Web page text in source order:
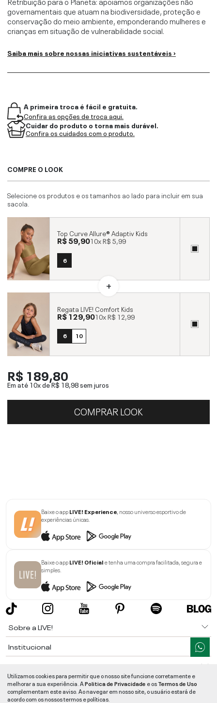
governamentais que atuam na biodiversidade, proteção e
conservação do meio ambiente, emponderando mulheres e
crianças em situação de vulnerabilidade social.
Saiba mais sobre nossas iniciativas sustentáveis ›
A primeira troca é fácil e gratuita.
Confira as opções de troca aqui.
Cuidar do produto o torna mais durável.
Confira os cuidados com o produto.
COMPRE O LOOK
Selecione os produtos e os tamanhos ao lado para incluir em sua
sacola.
Top Curve Allure® Adaptiv Kids
R$ 59,9010xR$ 5,99
6
Regata LIVE! Comfort Kids
R$ 129,9010xR$ 12,99
6 10
R$ 189,80
Em até 10x deR$ 18,98sem juros
COMPRAR LOOK
Baixe o appLIVE! Experience , nosso universo esportivo de
experiências únicas.
Baixe o appLIVE! Oficiale tenha uma compra facilitada, segura e
simples.
Sobre a LIVE!
Institucional
Ajuda
Utilizamos cookies para permitir que o nosso site funcione corretamente e
melhorar a sua experiência. APolitica de Privacidade e osTermos de Uso
complementam este aviso. Ao navegar em nosso site, o usuário estará de
acordo com os nossos termos e políticas.